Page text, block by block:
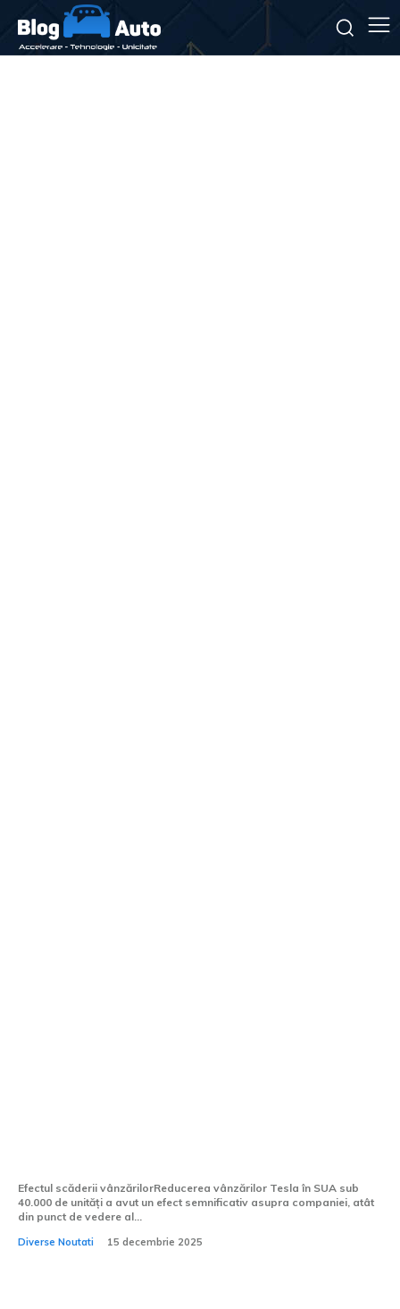
Efectul scăderii vânzărilorReducerea vânzărilor Tesla în SUA sub
40.000 de unități a avut un efect semnificativ asupra companiei, atât
din punct de vedere al...
Diverse Noutati 15 decembrie 2025